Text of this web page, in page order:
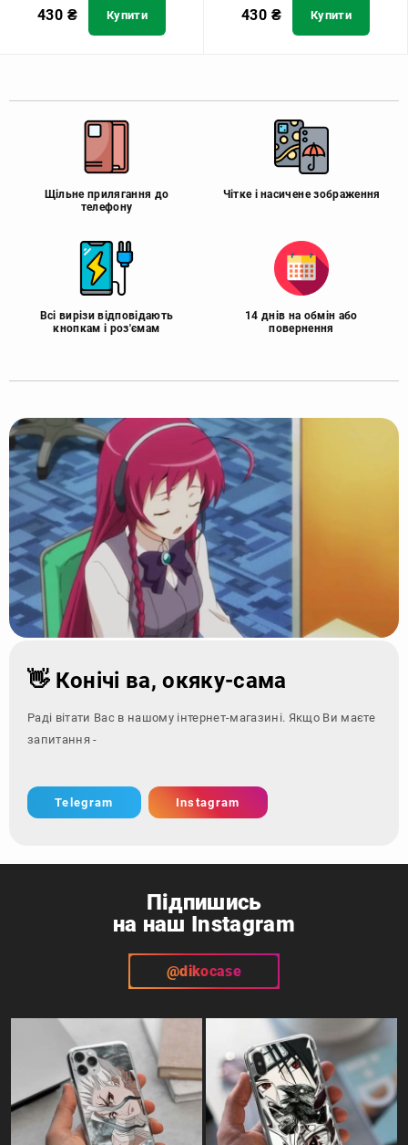
430 ₴ Купити 430 ₴ Купити
Щільне прилягання до
телефону
Чітке і насичене зображення
Всі вирізи відповідають
кнопкам і роз'ємам
14 днів на обмін або
повернення
👋 Конічі ва, окяку-сама
Раді вітати Вас в нашому інтернет-магазині. Якщо Ви маєте
запитання - зверніться
Telegram Instagram
Підпишись
на наш Instagram
@dikocase